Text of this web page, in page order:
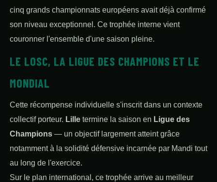
cinq grands championnats européens avait déjà confirmé
son niveau exceptionnel. Ce trophée interne vient
couronner l'ensemble d'une saison pleine.
LE LOSC, LA LIGUE DES CHAMPIONS ET LE
MONDIAL
Cette récompense individuelle s'inscrit dans un contexte
collectif porteur. Lille termine la saison en Ligue des
Champions — un objectif largement atteint grâce
notamment à la solidité défensive incarnée par Mandi tout
au long de l'exercice.
Sur le plan international, ce trophée arrive au meilleur